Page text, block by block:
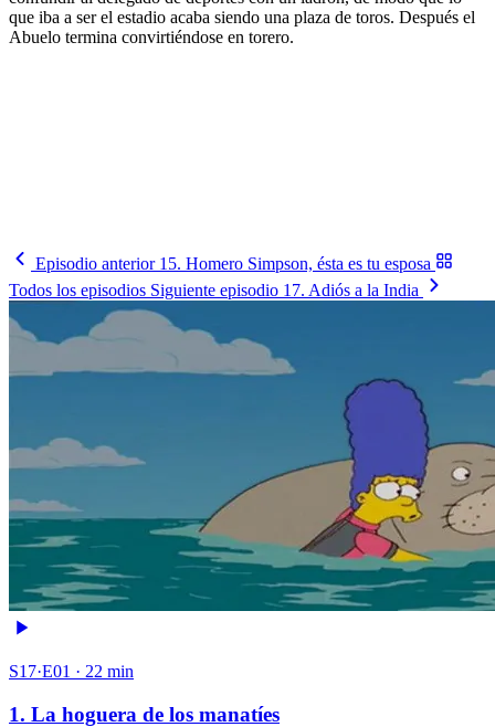
que iba a ser el estadio acaba siendo una plaza de toros. Después el
Abuelo termina convirtiéndose en torero.
Episodio anterior 15. Homero Simpson, ésta es tu esposa
Todos los episodios Siguiente episodio 17. Adiós a la India
S17·E01 · 22 min
1. La hoguera de los manatíes